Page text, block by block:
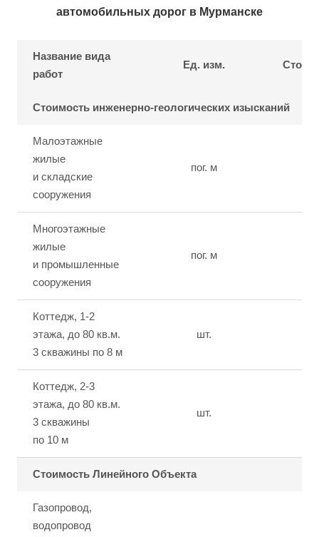
автомобильных дорог в Мурманске
Название вида
работ
Ед. изм.
Стоимость инженерно-геологических изысканий
Малоэтажные
жилые
и складские
сооружения
пог. м
Многоэтажные
жилые
и промышленные
сооружения
пог. м
Коттедж, 1-2
этажа, до 80 кв.м.
3 скважины по 8 м
шт.
Коттедж, 2-3
этажа, до 80 кв.м.
3 скважины
по 10 м
шт.
Стоимость Линейного Объекта
Газопровод,
водопровод